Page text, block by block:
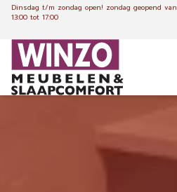
Dinsdag t/m zondag open! zondag geopend van
13:00 tot 17:00